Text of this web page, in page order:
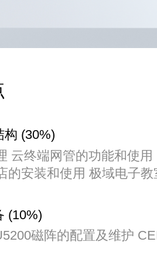
构 (30%)
云终端网管的功能和使
的安装和使用 极域电子
(10%)
磁阵的配置及维护